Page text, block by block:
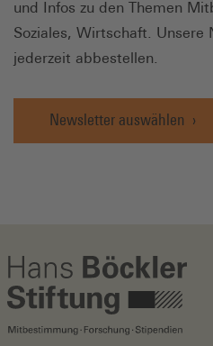
und Infos zu den Themen
Soziales, Wirtschaft. Unsere
jederzeit abbestellen.
Newsletter auswählen